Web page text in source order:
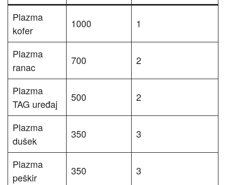
Plazma
kofer
1000 1
Plazma
ranac
700 2
Plazma
TAG uređaj
500 2
Plazma
dušek
350 3
Plazma
peškir
350 3